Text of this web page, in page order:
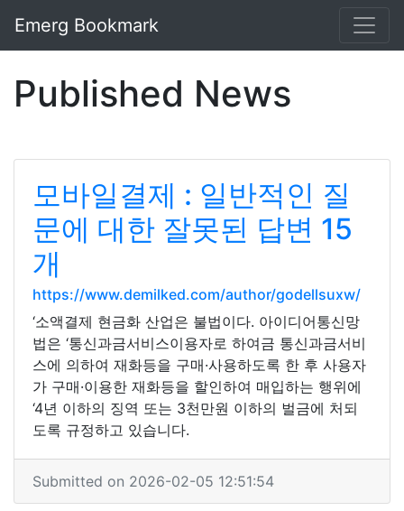
Emerg Bookmark
Published News
모바일결제 : 일반적인 질
문에 대한 잘못된 답변 15
개
https://www.demilked.com/author/godellsuxw/
‘소액결제 현금화 산업은 불법이다. 아이디어통신망
법은 ‘통신과금서비스이용자로 하여금 통신과금서비
스에 의하여 재화등을 구매·사용하도록 한 후 사용자
가 구매·이용한 재화등을 할인하여 매입하는 행위에
‘4년 이하의 징역 또는 3천만원 이하의 벌금에 처되
도록 규정하고 있습니다.
Submitted on 2026-02-05 12:51:54